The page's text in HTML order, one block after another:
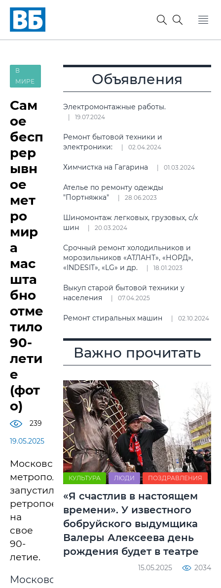
В
МИРЕ
Сам
ое
бесп
рер
ывн
ое
мет
ро
мир
а
мас
шта
бно
отме
тило
90-
лети
е
(фот
о)
239
19.05.2025
Московский
метрополитен
запустил
ретропоезда
на
свое
90-
летие.
Московский
Объявления
Электромонтажные работы.
19.07.2024
Ремонт бытовой техники и
электроники:
02.04.2024
Химчистка на Гагарина 01.03.2024
Ателье по ремонту одежды
"Портняжка"
28.06.2023
Шиномонтаж легковых, грузовых, с/х
шин
20.03.2024
Срочный ремонт холодильников и
морозильников «АТЛАНТ», «НОРД»,
«INDESIT», «LG» и др.
18.01.2023
Выкуп старой бытовой техники у
населения
07.04.2025
Ремонт стиральных машин 02.10.2024
Важно прочитать
КУЛЬТУРА ЛЮДИ ПОЗДРАВЛЕНИЯ
«Я счастлив в настоящем
времени». У известного
бобруйского выдумщика
Валеры Алексеева день
рождения будет в театре
15.05.2025 2034